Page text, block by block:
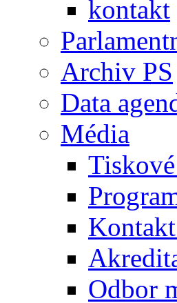
kontakt
Archiv PS
Data
Média
Odbor